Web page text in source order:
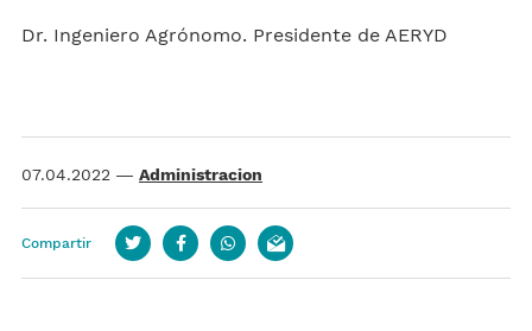
Dr. Ingeniero Agrónomo. Presidente de AERYD
07.04.2022 — Administracion
Compartir TwitterFacebookwhatsapp
email